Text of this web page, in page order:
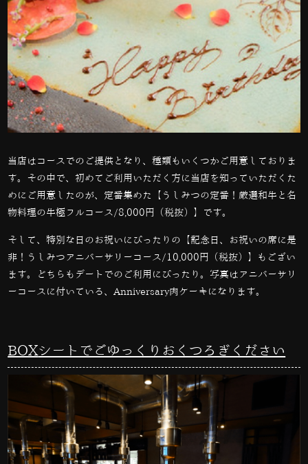
当店はコースでのご提供となり、種類もいくつかご用意しておりま
す。その中で、初めてご利用いただく方に当店を知っていただくた
めにご用意したのが、定番集めた【うしみつの定番！厳選和牛と名
物料理の牛極フルコース/8,000円（税抜）】です。
そして、特別な日のお祝いにぴったりの【記念日、お祝いの席に是
非！うしみつアニバーサリーコース/10,000円（税抜）】もござい
ます。どちらもデートでのご利用にぴったり。写真はアニバーサリ
ーコースに付いている、Anniversary肉ケーキになります。
BOXシートでごゆっくりおくつろぎください